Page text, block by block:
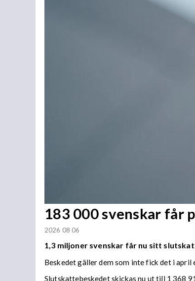
183 000 svenskar får
2026 08 06
1,3 miljoner svenskar får nu sitt
Beskedet gäller dem som inte fick det i april
Slutskattebeskedet skickas nu ut till 1 368